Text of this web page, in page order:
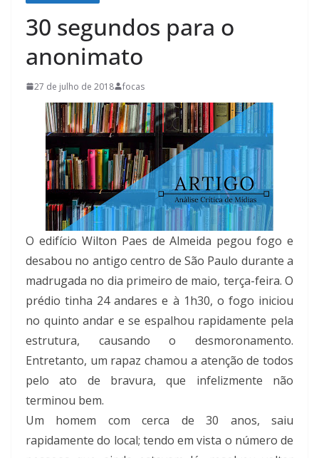
30 segundos para o
anonimato
27 de julho de 2018 focas
O edifício Wilton Paes de Almeida pegou fogo e
desabou no antigo centro de São Paulo durante a
madrugada no dia primeiro de maio, terça-feira. O
prédio tinha 24 andares e à 1h30, o fogo iniciou
no quinto andar e se espalhou rapidamente pela
estrutura, causando o desmoronamento.
Entretanto, um rapaz chamou a atenção de todos
pelo ato de bravura, que infelizmente não
terminou bem.
Um homem com cerca de 30 anos, saiu
rapidamente do local; tendo em vista o número de